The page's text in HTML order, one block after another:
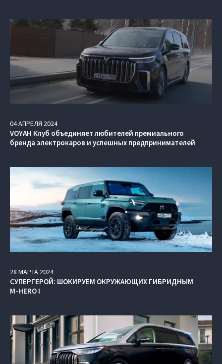
04АПРЕЛЯ 2024
VOYAH Клуб объединяет любителей премиального
бренда электрокаров и успешных предпринимателей
28 МАРТА 2024
СУПЕРГЕРОЙ: ШОКИРУЕМ ОКРУЖАЮЩИХ ГИБРИДНЫМ
M-HERO I